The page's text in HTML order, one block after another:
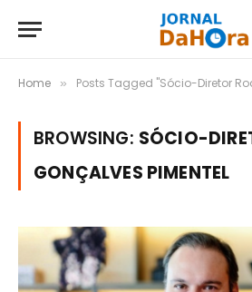
Home » Posts Tagged "Sócio-Diretor
BROWSING: SÓCIO-
GONÇALVES PIMENTEL